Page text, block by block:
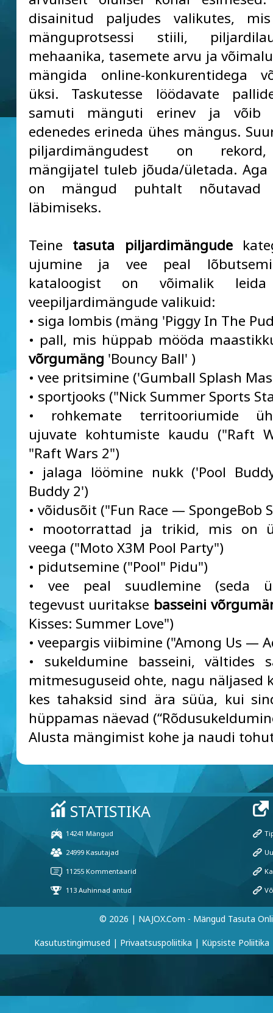
disainitud paljudes valikutes,
mänguprotsessi stiili,
mehaanika, tasemete arvu ja
mängida online-konkurentidega
üksi. Taskutesse löödavate
samuti mänguti erinev ja võib
edenedes erineda ühes mängus.
piljardimängudest on
mängijatel tuleb jõuda/ületada.
on mängud puhtalt nõutavad
läbimiseks.
Teine tasuta piljardimängude
ujumine ja vee peal
kataloogist on võimalik leida
veepiljardimängude valikuid:
• siga lombis (mäng 'Piggy In The
• pall, mis hüppab mööda
võrgumäng 'Bouncy Ball' )
• vee pritsimine ('Gumball Splash
• sportjooks ("Nick Summer Sports
• rohkemate territooriumide
ujuvate kohtumiste kaudu ("Raft
"Raft Wars 2")
• jalaga löömine nukk ('Pool
Buddy 2')
• võidusõit ("Fun Race — SpongeBob
• mootorrattad ja trikid, mis on
veega ("Moto X3M Pool Party")
• pidutsemine ("Pool" Pidu")
• vee peal suudlemine (seda
tegevust uuritakse basseini
Kisses: Summer Love")
• veepargis viibimine ("Among Us —
• sukeldumine basseini, vältides
mitmesuguseid ohte, nagu näljased
kes tahaksid sind ära süüa, kui
hüppamas näevad
Alusta mängimist kohe ja naudi
© 2026 | NAJOX.com - Mängud Tasuta
Kasutustingimused | Privaatsuspoliitika | Küpsiste Poliitika